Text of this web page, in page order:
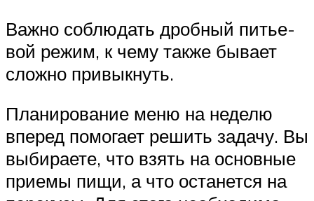
Важно соблю­дать дроб­ный питье­
вой режим, к чему также бывает
сложно привыкнуть.
Пла­ни­ро­ва­ние меню на неделю
впе­ред помо­гает решить задачу. Вы
выби­ра­ете, что взять на основ­ные
при­емы пищи, а что оста­нется на